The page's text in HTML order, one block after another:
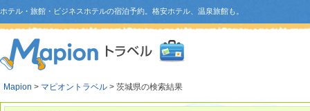
ホテル・旅館・ビジネスホテルの宿泊予約。格安ホテル、温泉旅館も。
Mapion > マピオントラベル > 茨城県の検索結果